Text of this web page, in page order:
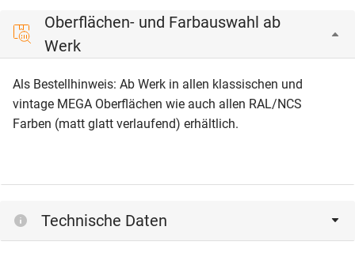
Oberflächen- und Farbauswahl ab
Werk
Als Bestellhinweis: Ab Werk in allen klassischen und
vintage MEGA Oberflächen wie auch allen RAL/NCS
Farben (matt glatt verlaufend) erhältlich.
Technische Daten